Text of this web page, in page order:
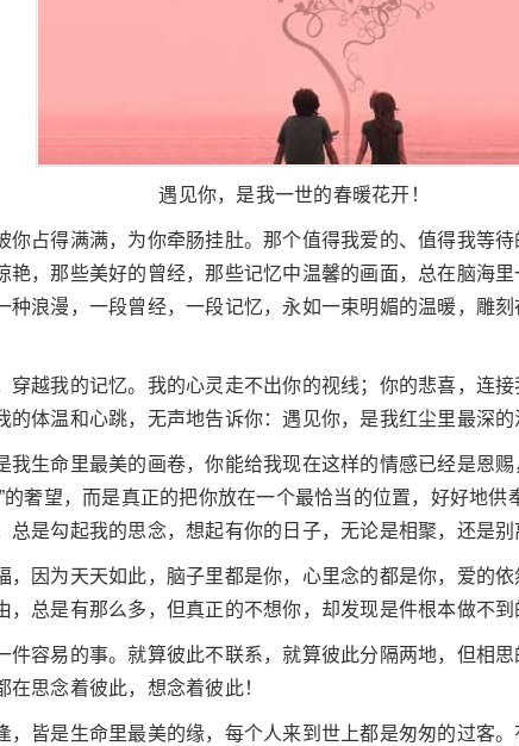
遇见你，是我一世的春暖花开！
你占得满满，为你牵肠挂肚。那个值得我爱的、值得我等
艳，那些美好的曾经，那些记忆中温馨的画面，总在脑海
种浪漫，一段曾经，一段记忆，永如一束明媚的温暖，雕
穿越我的记忆。我的心灵走不出你的视线；你的悲喜，连
体温和心跳，无声地告诉你：遇见你，是我红尘里最深的
我生命里最美的画卷，你能给我现在这样的情感已经是恩
的奢望，而是真正的把你放在一个最恰当的位置，好好地
是勾起我的思念，想起有你的日子，无论是相聚，还是别
，因为天天如此，脑子里都是你，心里念的都是你，爱的
总是有那么多，但真正的不想你，却发现是件根本做不到
容易的事。就算彼此不联系，就算彼此分隔两地，但相思
思念着彼此，想念着彼此！
，皆是生命里最美的缘，每个人来到世上都是匆匆的过客